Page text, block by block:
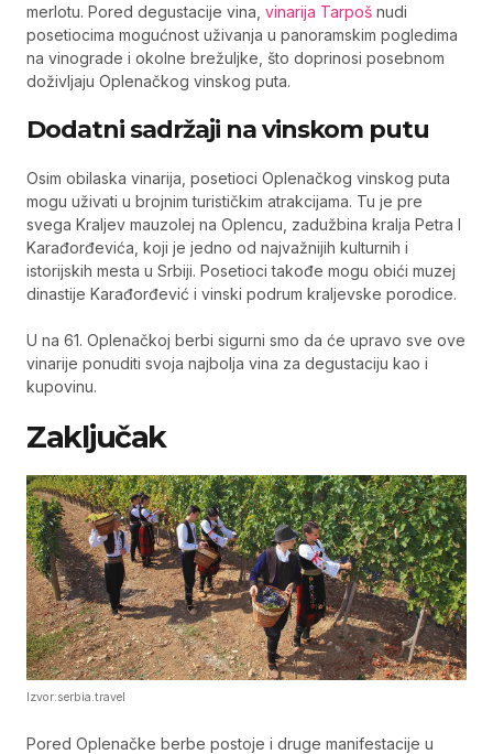
merlotu. Pored degustacije vina, vinarija Tarpoš nudi
posetiocima mogućnost uživanja u panoramskim pogledima
na vinograde i okolne brežuljke, što doprinosi posebnom
doživljaju Oplenačkog vinskog puta.
Dodatni sadržaji na vinskom putu
Osim obilaska vinarija, posetioci Oplenačkog vinskog puta
mogu uživati u brojnim turističkim atrakcijama. Tu je pre
svega Kraljev mauzolej na Oplencu, zadužbina kralja Petra I
Karađorđevića, koji je jedno od najvažnijih kulturnih i
istorijskih mesta u Srbiji. Posetioci takođe mogu obići muzej
dinastije Karađorđević i vinski podrum kraljevske porodice.
U na 61. Oplenačkoj berbi sigurni smo da će upravo sve ove
vinarije ponuditi svoja najbolja vina za degustaciju kao i
kupovinu.
Zaključak
Izvor:serbia.travel
Pored Oplenačke berbe postoje i druge manifestacije u